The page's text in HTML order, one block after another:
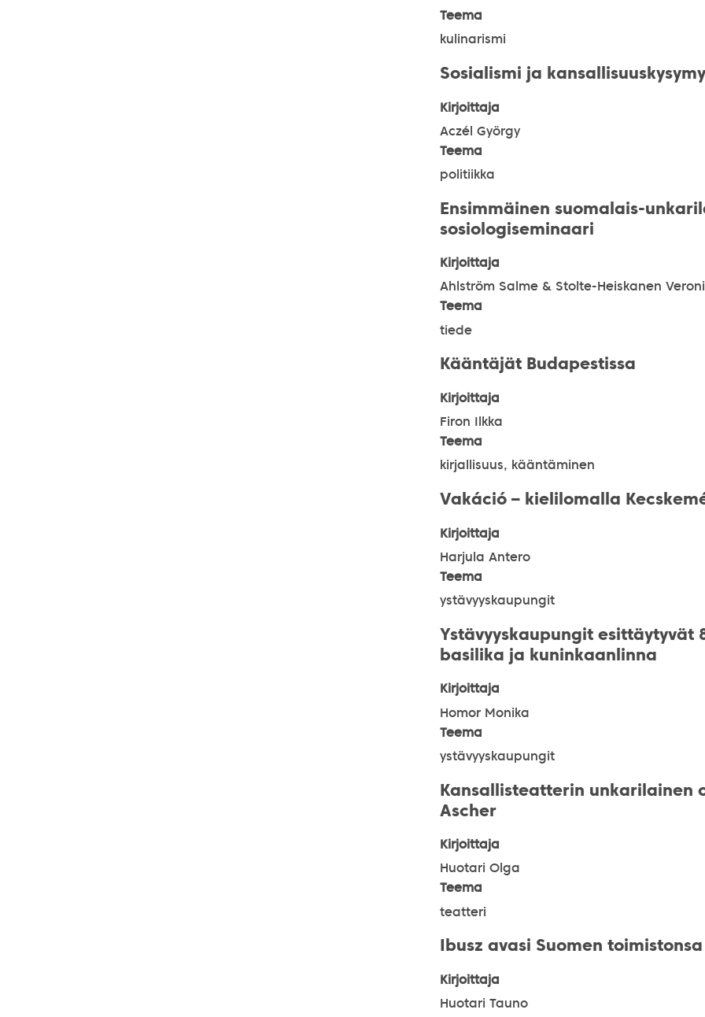
Teema
kulinarismi
Sosialismi ja
Kirjoittaja
Aczél György
Teema
politiikka
Ensimmäinen suomalais-
sosiologiseminaari
Kirjoittaja
Ahlström Salme & Stolte-Heiskanen
Teema
tiede
Kääntäjät Budapestissa
Kirjoittaja
Firon Ilkka
Teema
kirjallisuus, kääntäminen
Vakáció – kielilomalla
Kirjoittaja
Harjula Antero
Teema
ystävyyskaupungit
Ystävyyskaupungit esittäytyvät
basilika ja kuninkaanlinna
Kirjoittaja
Homor Monika
Teema
ystävyyskaupungit
Kansallisteatterin unkarilainen
Ascher
Kirjoittaja
Huotari Olga
Teema
teatteri
Ibusz avasi Suomen toimistonsa
Kirjoittaja
Huotari Tauno